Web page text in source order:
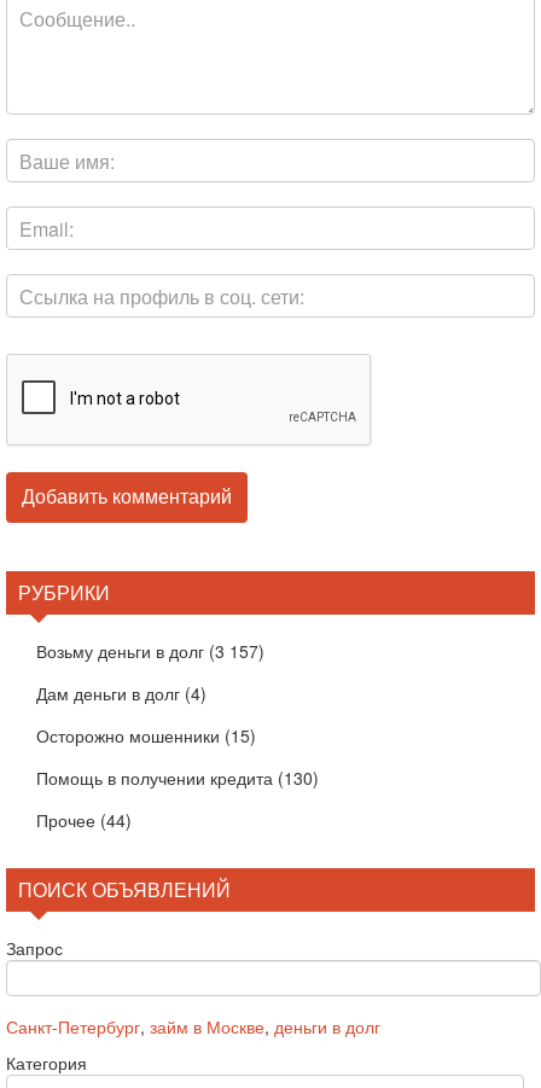
РУБРИКИ
Возьму деньги в долг (3 157)
Дам деньги в долг (4)
Осторожно мошенники (15)
Помощь в получении кредита (130)
Прочее (44)
ПОИСК ОБЪЯВЛЕНИЙ
Запрос
Санкт-Петербург, займ в Москве, деньги в долг
Категория